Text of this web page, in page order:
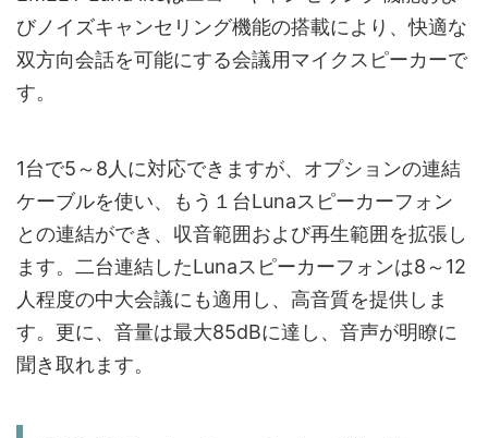
びノイズキャンセリング機能の搭載により、快適な
双方向会話を可能にする会議用マイクスピーカーで
す。
1台で5～8人に対応できますが、オプションの連結
ケーブルを使い、もう１台Lunaスピーカーフォン
との連結ができ、収音範囲および再生範囲を拡張し
ます。二台連結したLunaスピーカーフォンは8～12
人程度の中大会議にも適用し、高音質を提供しま
す。更に、音量は最大85dBに達し、音声が明瞭に
聞き取れます。